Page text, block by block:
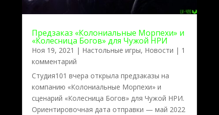
Предзаказ «Колониальные Морпехи» и
«Колесница Богов» для Чужой НРИ
Ноя 19, 2021 | Настольные игры, Новости | 1
комментарий
Студия101 вчера открыла предзаказы на
компанию «Колониальные Морпехи» и
сценарий «Колесница Богов» для Чужой НРИ.
Ориентировочная дата отправки — май 2022